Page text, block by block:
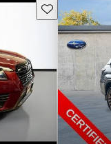
Guarda este Aviso